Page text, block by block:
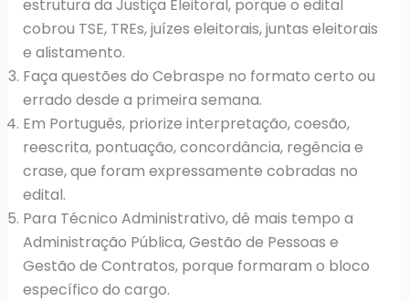
estrutura da Justiça Eleitoral, porque o edital
cobrou TSE, TREs, juízes eleitorais, juntas eleitorais
e alistamento.
Faça questões do Cebraspe no formato certo ou
errado desde a primeira semana.
Em Português, priorize interpretação, coesão,
reescrita, pontuação, concordância, regência e
crase, que foram expressamente cobradas no
edital.
Para Técnico Administrativo, dê mais tempo a
Administração Pública, Gestão de Pessoas e
Gestão de Contratos, porque formaram o bloco
específico do cargo.